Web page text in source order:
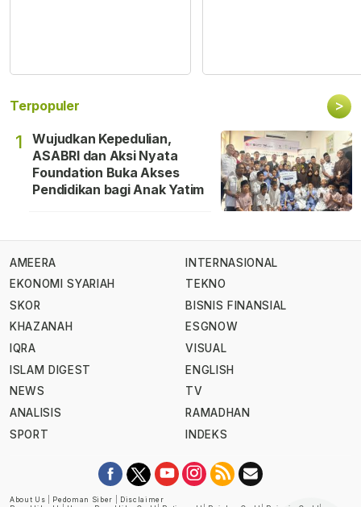
Terpopuler >
1
Wujudkan Kepedulian,
ASABRI dan Aksi Nyata
Foundation Buka Akses
Pendidikan bagi Anak Yatim
AMEERA
EKONOMI SYARIAH
SKOR
KHAZANAH
IQRA
ISLAM DIGEST
NEWS
ANALISIS
SPORT
INTERNASIONAL
TEKNO
BISNIS FINANSIAL
ESGNOW
VISUAL
ENGLISH
TV
RAMADHAN
INDEKS
About Us Pedoman Siber
Disclaimer